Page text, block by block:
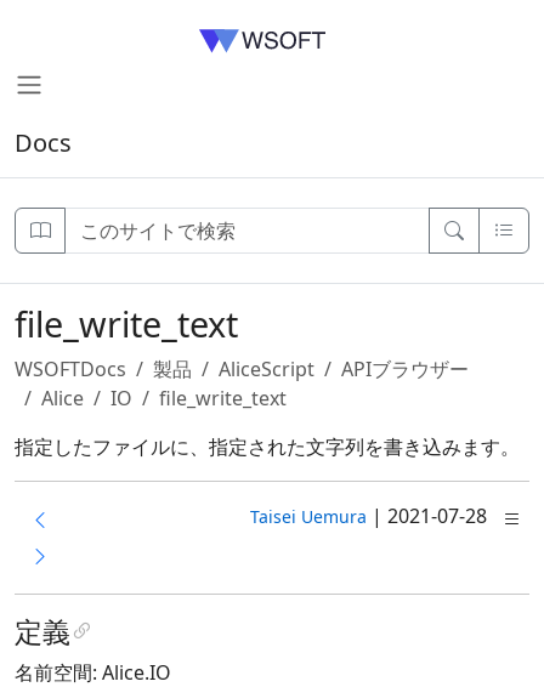
Docs
file_write_text
WSOFTDocs 製品 AliceScript
APIブラウザー
Alice
IO
file_write_text
指定したファイルに、指定された文字列を書き込みます。
Taisei Uemura | 2021-07-28
定義
名前空間: Alice.IO